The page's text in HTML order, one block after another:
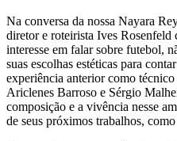
Na conversa da nossa Nayara
diretor e roteirista Ives Rosenfeld
interesse em falar sobre futebol,
suas escolhas estéticas para
experiência anterior como
Ariclenes Barroso e Sérgio
composição e a vivência nesse
de seus próximos trabalhos,